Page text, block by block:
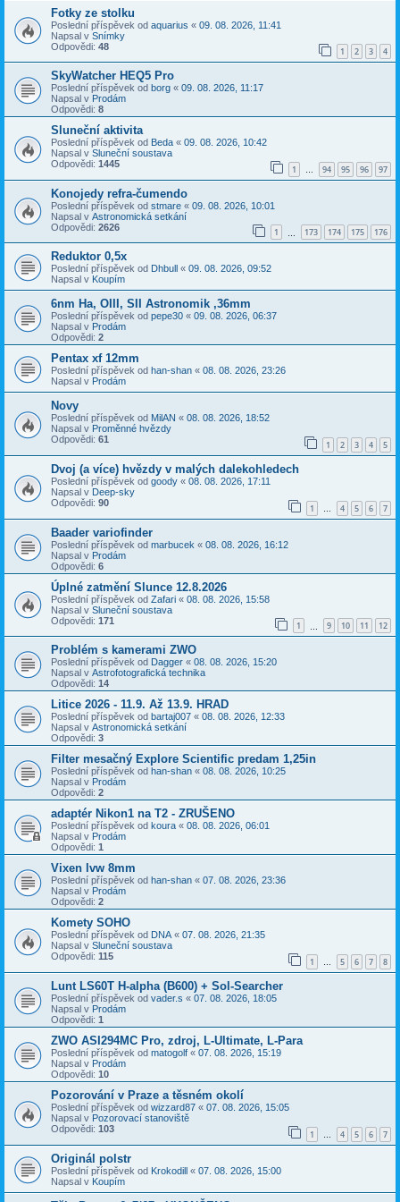
Fotky ze stolku
Poslední příspěvek od aquarius « 09. 08. 2026, 11:41
Napsal v Snímky
Odpovědi: 48 1 2 3 4
SkyWatcher HEQ5 Pro
Poslední příspěvek od borg « 09. 08. 2026, 11:17
Napsal v Prodám
Odpovědi: 8
Sluneční aktivita
Poslední příspěvek od Beda « 09. 08. 2026, 10:42
Napsal v Sluneční soustava
Odpovědi: 1445 1 … 94 95 96 97
Konojedy refra-čumendo
Poslední příspěvek od stmare « 09. 08. 2026, 10:01
Napsal v Astronomická setkání
Odpovědi: 2626 1 173 174 175 176
Reduktor 0,5x
Poslední příspěvek od Dhbull « 09. 08. 2026, 09:52
Napsal v Koupím
6nm Ha, OIII, SII Astronomik ,36mm
Poslední příspěvek od pepe30 « 09. 08. 2026, 06:37
Napsal v Prodám
Odpovědi: 2
Pentax xf 12mm
Poslední příspěvek od han-shan « 08. 08. 2026, 23:26
Napsal v Prodám
Novy
Poslední příspěvek od MilAN « 08. 08. 2026, 18:52
Napsal v Proměnné hvězdy
Odpovědi: 61 1 2 3 4 5
Dvoj (a více) hvězdy v malých dalekohledech
Poslední příspěvek od goody « 08. 08. 2026, 17:11
Napsal v Deep-sky
Odpovědi: 90 1 … 4 5 6 7
Baader variofinder
Poslední příspěvek od marbucek « 08. 08. 2026, 16:12
Napsal v Prodám
Odpovědi: 6
Úplné zatmění Slunce 12.8.2026
Poslední příspěvek od Zafari « 08. 08. 2026, 15:58
Napsal v Sluneční soustava
Odpovědi: 171 1 9 10 11 12
Problém s kamerami ZWO
Poslední příspěvek od Dagger « 08. 08. 2026, 15:20
Napsal v Astrofotografická technika
Odpovědi: 14
Litice 2026 - 11.9. Až 13.9. HRAD
Poslední příspěvek od bartaj007 « 08. 08. 2026, 12:33
Napsal v Astronomická setkání
Odpovědi: 3
Filter mesačný Explore Scientific predam 1,25in
Poslední příspěvek od han-shan « 08. 08. 2026, 10:25
Napsal v Prodám
Odpovědi: 2
adaptér Nikon1 na T2 - ZRUŠENO
Poslední příspěvek od koura « 08. 08. 2026, 06:01
Napsal v Prodám
Odpovědi: 1
Vixen lvw 8mm
Poslední příspěvek od han-shan « 07. 08. 2026, 23:36
Napsal v Prodám
Odpovědi: 2
Komety SOHO
Poslední příspěvek od DNA « 07. 08. 2026, 21:35
Napsal v Sluneční soustava
Odpovědi: 115 1 … 5 6 7 8
Lunt LS60T H-alpha (B600) + Sol-Searcher
Poslední příspěvek od vader.s « 07. 08. 2026, 18:05
Napsal v Prodám
Odpovědi: 1
ZWO ASI294MC Pro, zdroj, L-Ultimate, L-Para
Poslední příspěvek od matogolf « 07. 08. 2026, 15:19
Napsal v Prodám
Odpovědi: 10
Pozorování v Praze a těsném okolí
Poslední příspěvek od wizzard87 « 07. 08. 2026, 15:05
Napsal v Pozorovací stanoviště
Odpovědi: 103 1 … 4 5 6 7
Originál polstr
Poslední příspěvek od Krokodill « 07. 08. 2026, 15:00
Napsal v Koupím